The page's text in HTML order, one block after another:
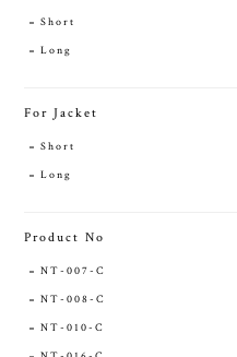
Short
Long
For Jacket
Short
Long
Product No
NT-007-C
NT-008-C
NT-010-C